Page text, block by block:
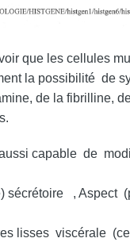
que les cellules
la possibilité de
de la fibrilline,
capable de
sécrétoire , Aspect
lisses viscérale